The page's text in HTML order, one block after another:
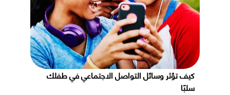
كيف تؤثر وسائل التواصل الاجتماعي في طفلك
سلبًا